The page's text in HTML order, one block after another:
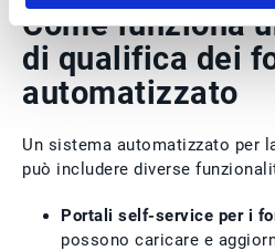
Come funziona
di qualifica dei
automatizzato
Un sistema automatizzato per
può includere diverse
Portali self-service per i
possono caricare e